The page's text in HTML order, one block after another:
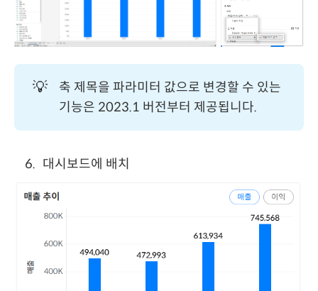
💡
축 제목을 파라미터 값으로 변경할 수 있는
기능은 2023.1 버전부터 제공됩니다.
대시보드에 배치